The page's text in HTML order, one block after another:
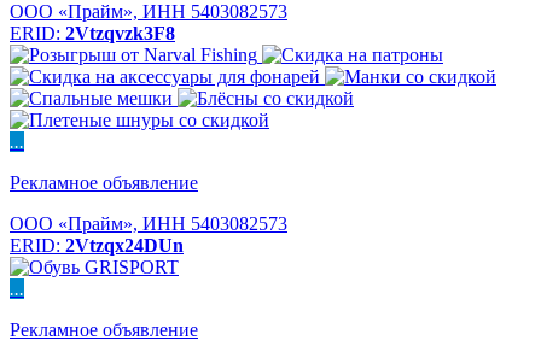
ООО «Прайм», ИНН 5403082573
ERID: 2Vtzqvzk3F8
...
Рекламное объявление
ООО «Прайм», ИНН 5403082573
ERID: 2Vtzqx24DUn
...
Рекламное объявление